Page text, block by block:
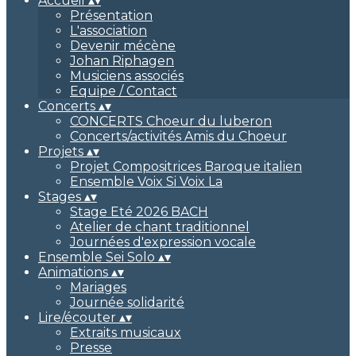
Présentation
L'association
Devenir mécène
Johan Riphagen
Musiciens associés
Equipe / Contact
Concerts ▴▾
CONCERTS Choeur du luberon
Concerts/activités Amis du Choeur
Projets ▴▾
Projet Compositrices Baroque italien
Ensemble Voix Si Voix La
Stages ▴▾
Stage Eté 2026 BACH
Atelier de chant traditionnel
Journées d'expression vocale
Ensemble Sei Solo ▴▾
Animations ▴▾
Mariages
Journée solidarité
Lire/écouter ▴▾
Extraits musicaux
Presse